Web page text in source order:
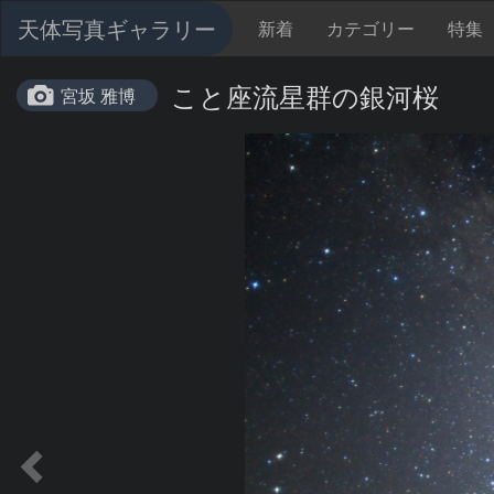
天体写真ギャラリー 新着 カテゴリー 特集
宮坂 雅博 こと座流星群の銀河桜